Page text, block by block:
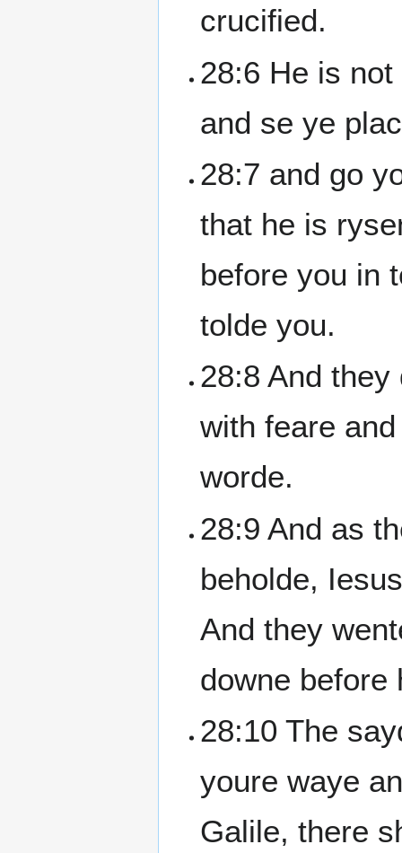
crucified.
28:6 He is
and se ye
28:7 and go
that he is
before you in
tolde you.
28:8 And
with feare
worde.
28:9 And as
beholde,
And they
downe before
28:10 The
youre waye
Galile, there